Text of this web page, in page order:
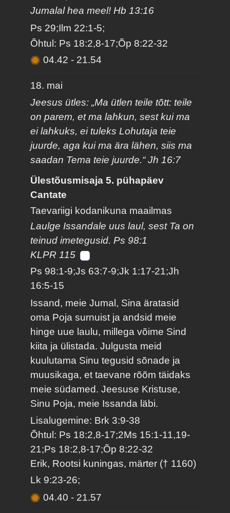
Jumalal hea meel! Hb 13:16
Ps 29;Ilm 22:1-5;
Õhtul: Ps 18:2,8-17;Õp 8:22-32
04.42- 21.54
18. mai
Jeesus ütles: „Ma ütlen teile tõtt: teile
on parem, et ma lahkun, sest kui ma
ei lahkuks, ei tuleks Lohutaja teie
juurde, aga kui ma ära lähen, siis ma
saadan Tema teie juurde.“ Jh 16:7
Ülestõusmisaja 5. pühapäev
Cantate
Taevariigi kodanikuna maailmas
Laulge Issandale uus laul, sest Ta on
teinud imetegusid. Ps 98:1
KLPR 115
Ps 98:1-9;Js 63:7-9;Jk 1:17-21;Jh
16:5-15
Issand, meie Jumal, Sina äratasid
oma Poja surnuist ja andsid meie
hinge uue laulu, millega võime Sind
kiita ja ülistada. Julgusta meid
kuulutama Sinu tegusid sõnade ja
muusikaga, et taevane rõõm täidaks
meie südamed. Jeesuse Kristuse,
Sinu Poja, meie Issanda läbi.
Lisalugemine: Brk 3:9-38
Õhtul: Ps 18:2,8-17;2Ms 15:1-11,19-
21;Ps 18:2,8-17;Õp 8:22-32
Erik, Rootsi kuningas, märter († 1160)
Lk 9:23-26;
04.40- 21.57